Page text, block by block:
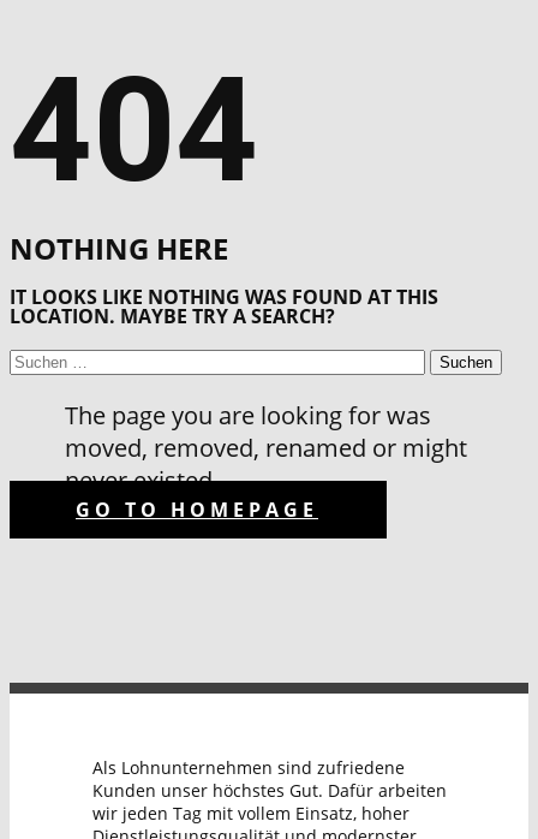
404
NOTHING HERE
IT LOOKS LIKE NOTHING WAS FOUND AT THIS
LOCATION. MAYBE TRY A SEARCH?
SUCHEN
NACH:
The page you are looking for was
moved, removed, renamed or might
never existed
GO TO HOMEPAGE
Als Lohnunternehmen sind zufriedene
Kunden unser höchstes Gut. Dafür arbeiten
wir jeden Tag mit vollem Einsatz, hoher